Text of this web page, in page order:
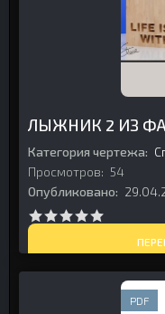
ЛЫЖНИК 2 ИЗ
Категория чертежа:
Просмотров: 54
Опубликовано:
PDF